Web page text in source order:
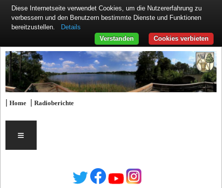
|Home |Radioberichte
≡
Diese Internetseite verwendet Cookies, um die Nutzererfahrung zu
verbessern und den Benutzern bestimmte Dienste und Funktionen
bereitzustellen.
Details
Cookies verbieten
Verstanden